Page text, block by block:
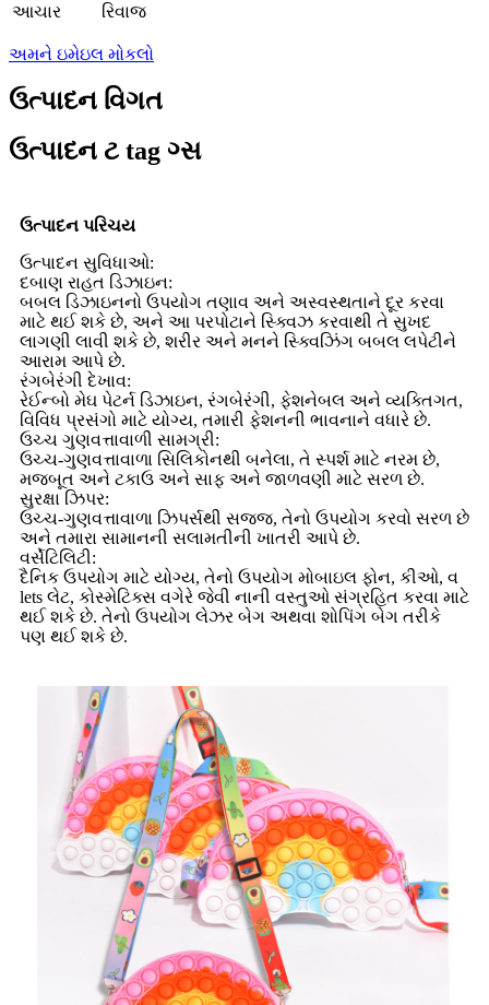
આચાર
રિવાજ
અમને ઇમેઇલ મોકલો
ઉત્પાદન વિગત
ઉત્પાદન ટ tag ગ્સ
ઉત્પાદન પરિચય
ઉત્પાદન સુવિધાઓ:
દબાણ રાહત ડિઝાઇન:
બબલ ડિઝાઇનનો ઉપયોગ તણાવ અને અસ્વસ્થતાને દૂર કરવા
માટે થઈ શકે છે, અને આ પરપોટાને સ્ક્વિઝ કરવાથી તે સુખદ
લાગણી લાવી શકે છે, શરીર અને મનને સ્ક્વિઝિંગ બબલ લપેટીને
આરામ આપે છે.
રંગબેરંગી દેખાવ:
રેઈન્બો મેઘ પેટર્ન ડિઝાઇન, રંગબેરંગી, ફેશનેબલ અને વ્યક્તિગત,
વિવિધ પ્રસંગો માટે યોગ્ય, તમારી ફેશનની ભાવનાને વધારે છે.
ઉચ્ચ ગુણવત્તાવાળી સામગ્રી:
ઉચ્ચ-ગુણવત્તાવાળા સિલિકોનથી બનેલા, તે સ્પર્શ માટે નરમ છે,
મજબૂત અને ટકાઉ અને સાફ અને જાળવણી માટે સરળ છે.
સુરક્ષા ઝિપર:
ઉચ્ચ-ગુણવત્તાવાળા ઝિપર્સથી સજ્જ, તેનો ઉપયોગ કરવો સરળ છે
અને તમારા સામાનની સલામતીની ખાતરી આપે છે.
વર્સેટિલિટી:
દૈનિક ઉપયોગ માટે યોગ્ય, તેનો ઉપયોગ મોબાઇલ ફોન, કીઓ, વ
lets લેટ, કોસ્મેટિક્સ વગેરે જેવી નાની વસ્તુઓ સંગ્રહિત કરવા માટે
થઈ શકે છે. તેનો ઉપયોગ લેઝર બેગ અથવા શોપિંગ બેગ તરીકે
પણ થઈ શકે છે.